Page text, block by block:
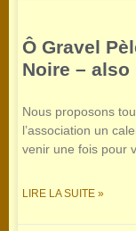
Ô Gravel
Noire –
Nous proposons
l’association un
venir une fois pour
LIRE LA SUITE »